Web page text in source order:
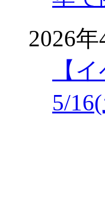
2026年
【
5/